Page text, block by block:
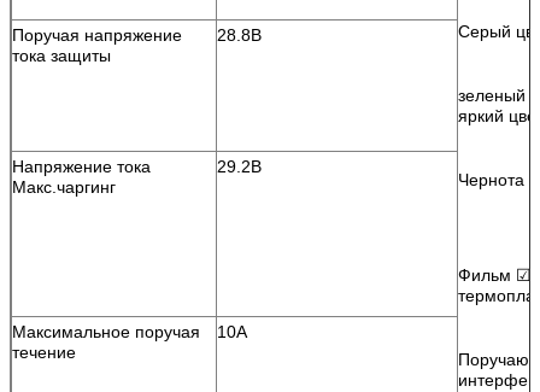
Серый
зеленый
яркий
Чернота
Фильм ☑
Поручая напряжение
тока защиты
28.8В
Напряжение тока
Макс.чаргинг
29.2В
Максимальное поручая
течение
10А